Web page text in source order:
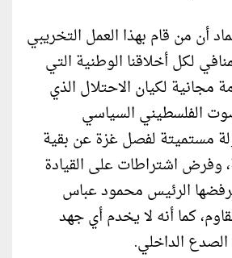
أن من قام بهذا العمل التخريبي
لكل أخلاقنا الوطنية التي
مجانية لكيان الاحتلال الذي
الفلسطيني السياسي
مستميتة لفصل غزة عن بقية
وفرض اشتراطات على القيادة
الرئيس محمود عباس
كما أنه لا يخدم أي جهد
الداخلي.